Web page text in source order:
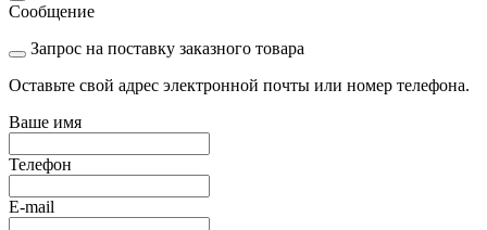
Сообщение
Запрос на поставку заказного товара
Оставьте свой адрес электронной почты или номер телефона.
Ваше имя
Телефон
E-mail